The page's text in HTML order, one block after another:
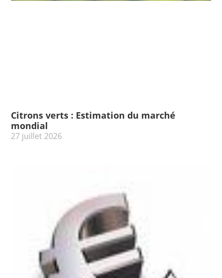
Citrons verts : Estimation du marché
mondial
27 juillet 2026